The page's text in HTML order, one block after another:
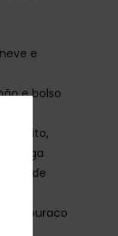
e
e bolso
peito,
manga
de
buraco